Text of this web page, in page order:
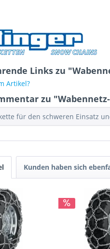
Links zu
Artikel?
zu
für den schweren Einsatz
Kunden haben sich